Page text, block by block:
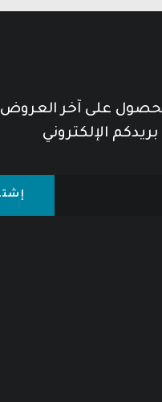
على آخر العروض
الإلكتروني